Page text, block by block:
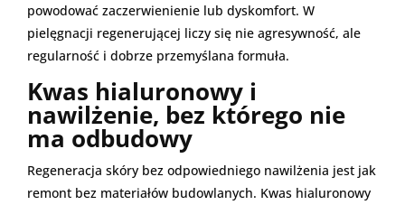
powodować zaczerwienienie lub dyskomfort. W
pielęgnacji regenerującej liczy się nie agresywność, ale
regularność i dobrze przemyślana formuła.
Kwas hialuronowy i
nawilżenie, bez którego nie
ma odbudowy
Regeneracja skóry bez odpowiedniego nawilżenia jest jak
remont bez materiałów budowlanych. Kwas hialuronowy